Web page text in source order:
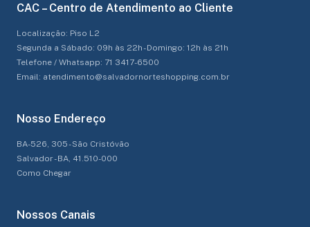
CAC – Centro de Atendimento ao Cliente
Localização: Piso L2
Segunda a Sábado: 09h às 22h - Domingo: 12h às 21h
Telefone / Whatsapp: 71 3417-6500
Email: atendimento@salvadornorteshopping.com.br
Nosso Endereço
BA-526, 305 - São Cristóvão
Salvador - BA, 41.510-000
Como Chegar
Nossos Canais